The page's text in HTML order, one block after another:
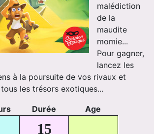
malédiction
de la
maudite
momie...
Pour gagner,
lancez les
à la poursuite de vos rivaux et
les trésors exotiques...
Durée Age
15